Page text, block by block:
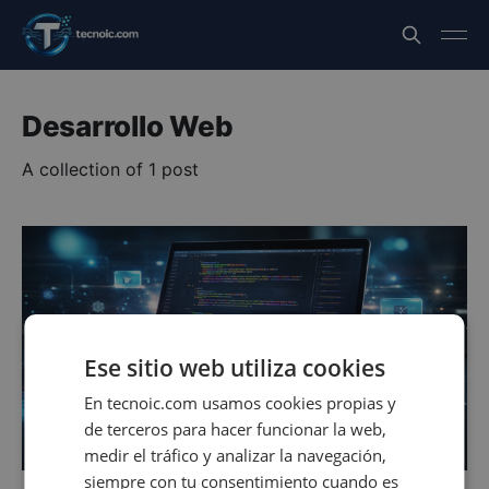
Desarrollo Web
A collection of 1 post
Ese sitio web utiliza cookies
En tecnoic.com usamos cookies propias y
de terceros para hacer funcionar la web,
medir el tráfico y analizar la navegación,
siempre con tu consentimiento cuando es